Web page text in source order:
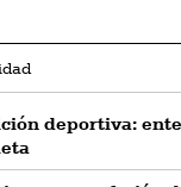
deportiva: